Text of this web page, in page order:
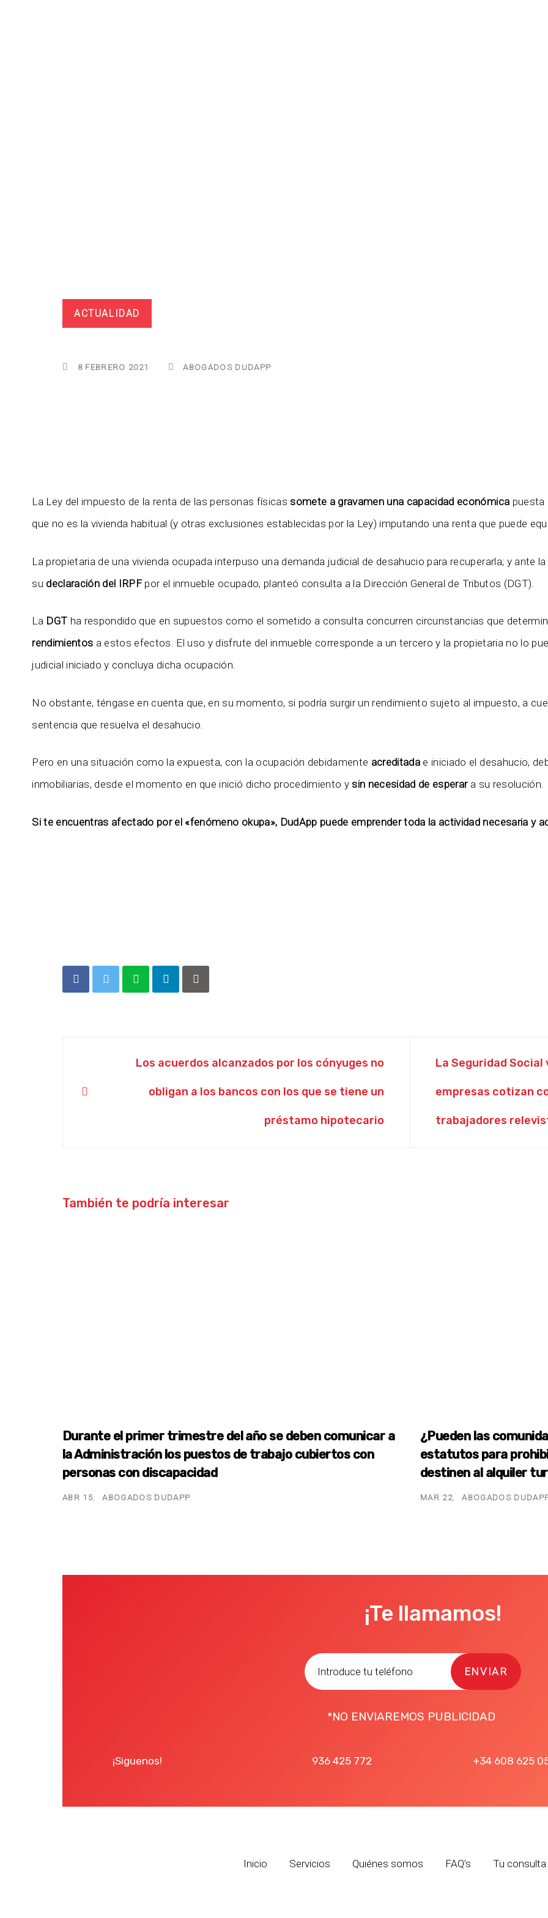
ACTUALIDAD
8 FEBRERO 2021 ABOGADOS DUDAPP
La Ley del impuesto de la renta de las personas físicas somete a gravamen una capacidad económica puesta
que no es la vivienda habitual (y otras exclusiones establecidas por la Ley) imputando una renta que puede
La propietaria de una vivienda ocupada interpuso una demanda judicial de desahucio para recuperarla; y ante
su declaración del IRPFpor el inmueble ocupado, planteó consulta a la Dirección General de Tributos (DGT).
LaDGT ha respondido que en supuestos como el sometido a consulta concurren circunstancias que
rendimientos a estos efectos. El uso y disfrute del inmueble corresponde a un tercero y la propietaria no lo
judicial iniciado y concluya dicha ocupación.
No obstante, téngase en cuenta que, en su momento, si podría surgir un rendimiento sujeto al impuesto, a
sentencia que resuelva el desahucio.
Pero en una situación como la expuesta, con la ocupación debidamente acreditada e iniciado el desahucio,
inmobiliarias, desde el momento en que inició dicho procedimiento y sin necesidad de esperara su resolución.
Si te encuentras afectado por el «fenómeno okupa», DudApp puede emprender toda la actividad necesaria y
Los acuerdos alcanzados por los cónyuges no
obligan a los bancos con los que se tiene un
préstamo hipotecario
La Seguridad Social
empresas cotizan
trabajadores
También te podría interesar
Durante el primer trimestre del año se deben comunicar a
la Administración los puestos de trabajo cubiertos con
personas con discapacidad
ABR 15 ABOGADOS DUDAPP
¿Pueden las
estatutos para
destinen al alquiler
MAR 22 ABOGADOS
¡Te llamamos!
ENVIAR
*NO ENVIAREMOS PUBLICIDAD
¡Siguenos! 936 425 772 +34 608 625
Inicio Servicios Quiénes somos FAQ’s Tu consulta